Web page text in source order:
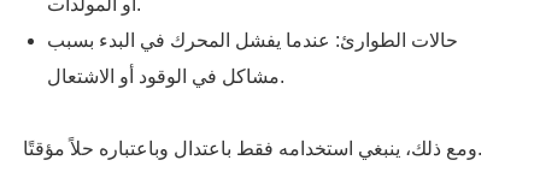
أو المولدات.
حالات الطوارئ: عندما يفشل المحرك في البدء بسبب
مشاكل في الوقود أو الاشتعال.
ومع ذلك، ينبغي استخدامه فقط باعتدال وباعتباره حلاً مؤقتًا.